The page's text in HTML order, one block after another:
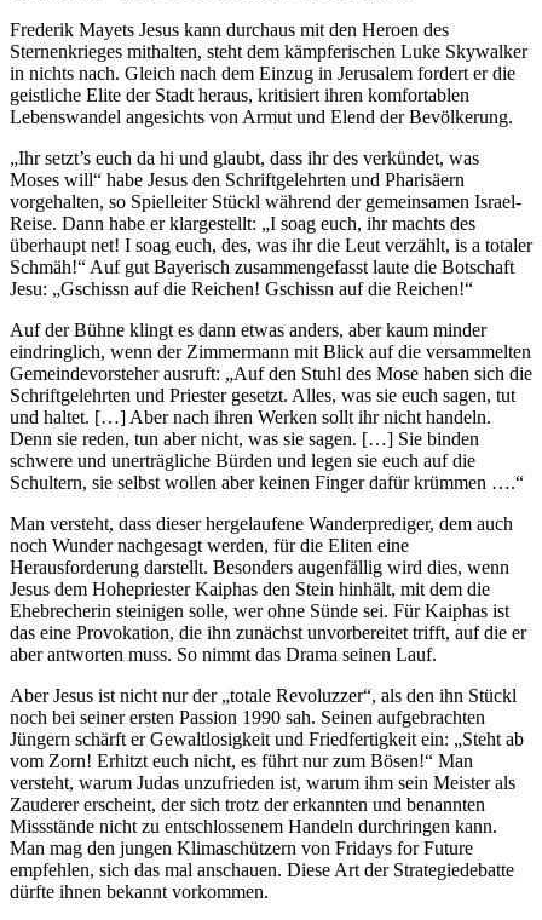
Frederik Mayets Jesus kann durchaus mit den Heroen des
Sternenkrieges mithalten, steht dem kämpferischen Luke Skywalker
in nichts nach. Gleich nach dem Einzug in Jerusalem fordert er die
geistliche Elite der Stadt heraus, kritisiert ihren komfortablen
Lebenswandel angesichts von Armut und Elend der Bevölkerung.
„Ihr setzt’s euch da hi und glaubt, dass ihr des verkündet, was
Moses will“ habe Jesus den Schriftgelehrten und Pharisäern
vorgehalten, so Spielleiter Stückl während der gemeinsamen Israel-
Reise. Dann habe er klargestellt: „I soag euch, ihr machts des
überhaupt net! I soag euch, des, was ihr die Leut verzählt, is a totaler
Schmäh!“ Auf gut Bayerisch zusammengefasst laute die Botschaft
Jesu: „Gschissn auf die Reichen! Gschissn auf die Reichen!“
Auf der Bühne klingt es dann etwas anders, aber kaum minder
eindringlich, wenn der Zimmermann mit Blick auf die versammelten
Gemeindevorsteher ausruft: „Auf den Stuhl des Mose haben sich die
Schriftgelehrten und Priester gesetzt. Alles, was sie euch sagen, tut
und haltet. […] Aber nach ihren Werken sollt ihr nicht handeln.
Denn sie reden, tun aber nicht, was sie sagen. […] Sie binden
schwere und unerträgliche Bürden und legen sie euch auf die
Schultern, sie selbst wollen aber keinen Finger dafür krümmen ….“
Man versteht, dass dieser hergelaufene Wanderprediger, dem auch
noch Wunder nachgesagt werden, für die Eliten eine
Herausforderung darstellt. Besonders augenfällig wird dies, wenn
Jesus dem Hohepriester Kaiphas den Stein hinhält, mit dem die
Ehebrecherin steinigen solle, wer ohne Sünde sei. Für Kaiphas ist
das eine Provokation, die ihn zunächst unvorbereitet trifft, auf die er
aber antworten muss. So nimmt das Drama seinen Lauf.
Aber Jesus ist nicht nur der „totale Revoluzzer“, als den ihn Stückl
noch bei seiner ersten Passion 1990 sah. Seinen aufgebrachten
Jüngern schärft er Gewaltlosigkeit und Friedfertigkeit ein: „Steht ab
vom Zorn! Erhitzt euch nicht, es führt nur zum Bösen!“ Man
versteht, warum Judas unzufrieden ist, warum ihm sein Meister als
Zauderer erscheint, der sich trotz der erkannten und benannten
Missstände nicht zu entschlossenem Handeln durchringen kann.
Man mag den jungen Klimaschützern von Fridays for Future
empfehlen, sich das mal anschauen. Diese Art der Strategiedebatte
dürfte ihnen bekannt vorkommen.